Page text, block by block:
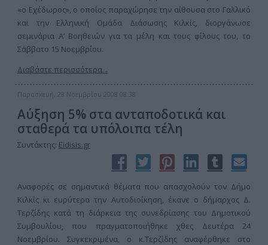
«ο Εχέδωρος», ο οποίος παραχώρησε την αίθουσα στο Γαλλικό
και την Ελληνική Ομάδα Διάσωσης Κιλκίς, διοργάνωσε
σεμινάρια Α’ Βοηθειών για τα μέλη και τους φίλους του, το
Σάββατο 15 Νοεμβρίου.
Διαβάστε περισσότερα...
Παρασκευή, 28 Νοεμβρίου 2008 08:38
Αύξηση 5% στα ανταποδοτικά και
σταθερά τα υπόλοιπα τέλη
Συντάκτης: Eidisis.gr
Αναφορές σε σημαντικά θέματα που απασχολούν τον Δήμο
Κιλκίς κι ευρύτερα την Αυτοδιοίκηση, έκανε ο δήμαρχος Δ.
Τερζίδης κατά τη διάρκεια της συνεδρίασης του Δημοτικού
Συμβουλίου, που πραγματοποιήθηκε χθες Δευτέρα 24
Νοεμβρίου. Συγκεκριμένα, ο κ.Τερζίδης αναφέρθηκε στο